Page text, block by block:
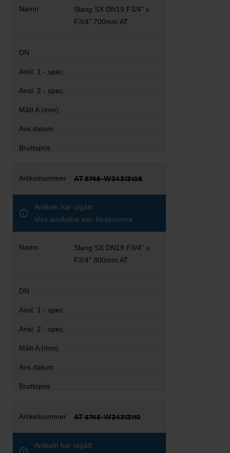
Slang SX DN19 F3/4" x
F3/4" 700mm AT
AT 5745-W34313108
Artikeln har utgått
Viss avvikelse kan förekomma
Slang SX DN19 F3/4" x
F3/4" 800mm AT
AT 5745-W34313110
Artikeln har utgått